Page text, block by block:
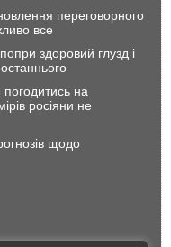
переговорного
все
здоровий глузд і
на
росіяни не
щодо